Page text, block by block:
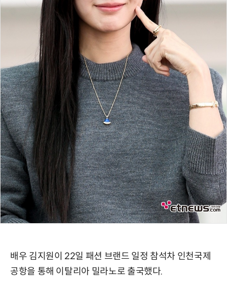
배우 김지원이 22일 패션 브랜드 일정 참석차 인천국제
공항을 통해 이탈리아 밀라노로 출국했다.